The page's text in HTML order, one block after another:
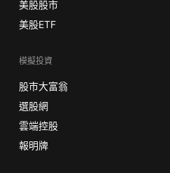
美股股市
美股ETF
模擬投資
股市大富翁
選股網
雲端控股
報明牌